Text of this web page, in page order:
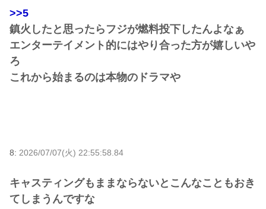
>>5
鎮火したと思ったらフジが燃料投下したんよなぁ
エンターテイメント的にはやり合った方が嬉しいや
ろ
これから始まるのは本物のドラマや
8: 2026/07/07(火) 22:55:58.84
キャスティングもままならないとこんなこともおき
てしまうんですな